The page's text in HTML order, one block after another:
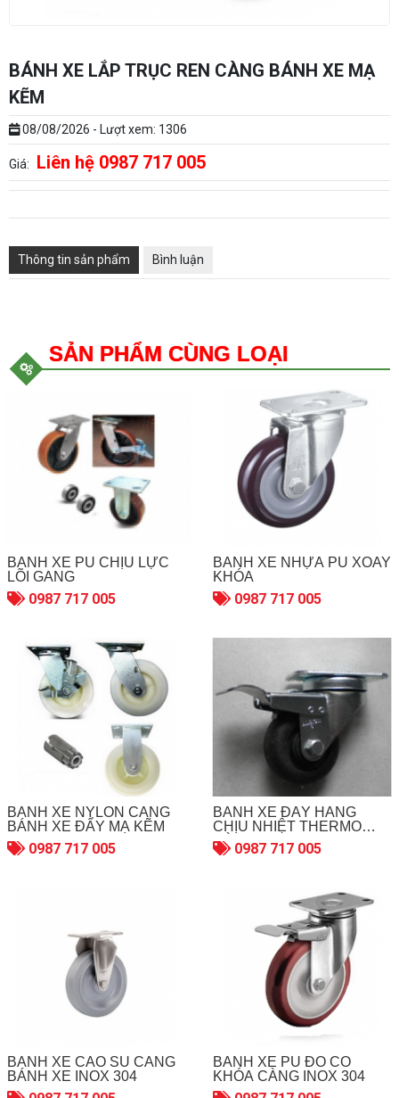
BÁNH XE LẮP TRỤC REN CÀNG BÁNH XE MẠ
KẼM
08/08/2026 - Lượt xem: 1306
Giá: Liên hệ 0987 717 005
Thông tin sản phẩm Bình luận
SẢN PHẨM CÙNG LOẠI
BÁNH XE PU CHỊU LỰC
LÕI GANG
0987 717 005
BÁNH XE NHỰA PU XOAY
KHÓA
0987 717 005
BÁNH XE NYLON CÀNG
BÁNH XE ĐẨY MẠ KẼM
0987 717 005
BÁNH XE ĐẨY HÀNG
CHỊU NHIỆT THERMO
CÀNG INOX 304
0987 717 005
BÁNH XE CAO SU CÀNG
BÁNH XE INOX 304
BÁNH XE PU ĐỎ CÓ
KHÓA CÀNG INOX 304